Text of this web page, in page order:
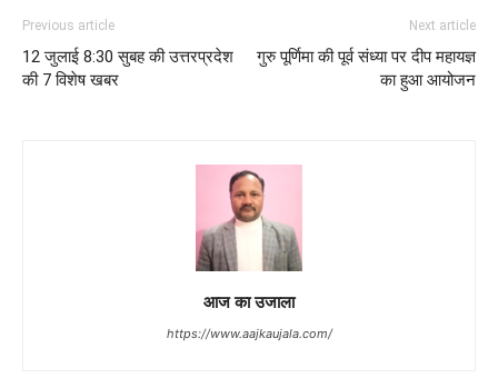
Previous article
12 जुलाई 8:30 सुबह की उत्तरप्रदेश
की 7 विशेष खबर
Next article
गुरु पूर्णिमा की पूर्व संध्या पर दीप महायज्ञ
का हुआ आयोजन
आज का उजाला
https://www.aajkaujala.com/